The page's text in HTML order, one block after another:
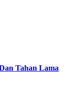
Tahan Lama